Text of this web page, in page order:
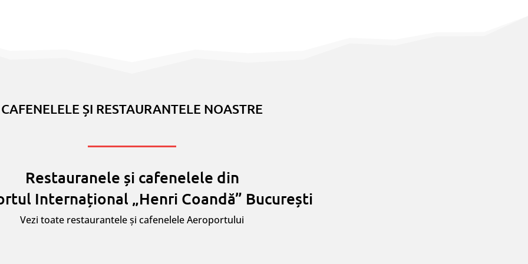
CAFENELELE ȘI RESTAURANTELE NOASTRE
Restauranele și cafenelele din
Internațional „Henri Coandă” București
Vezi toate restaurantele și cafenelele Aeroportului